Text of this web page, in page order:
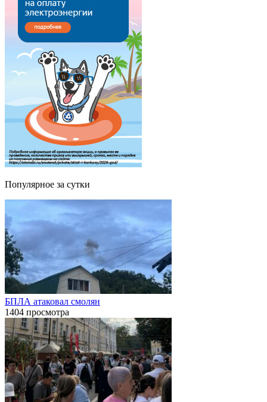
Популярное за сутки
БПЛА атаковал смолян
1404 просмотра